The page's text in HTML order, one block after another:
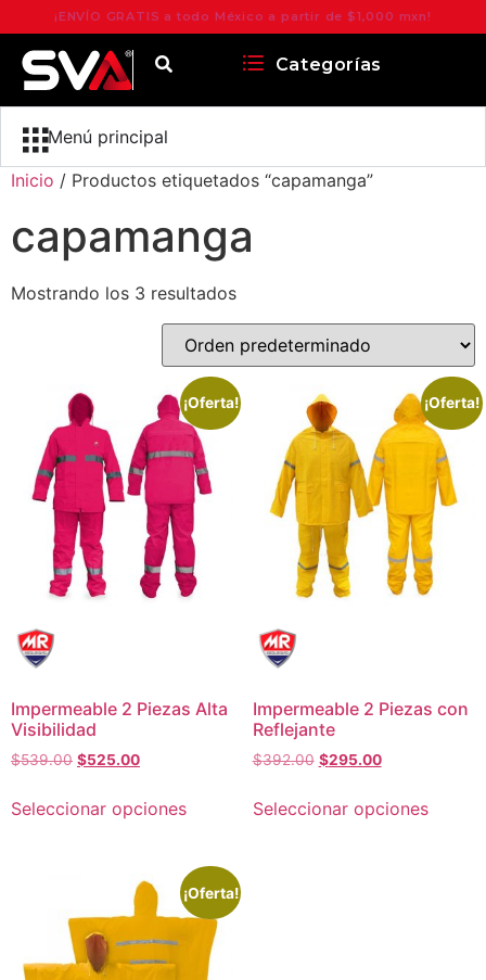
¡ENVÍO GRATIS a todo México a partir de $1,000 mxn!
Categorías
Menú principal
Inicio / Productos etiquetados “capamanga”
capamanga
Mostrando los 3 resultados
¡Oferta!
Impermeable 2 Piezas Alta
Visibilidad
$539.00 $525.00
Seleccionar opciones
¡Oferta!
Impermeable 2 Piezas con
Reflejante
$392.00 $295.00
Seleccionar opciones
¡Oferta!